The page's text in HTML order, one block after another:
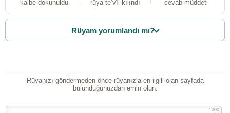
kalbe dokunuldu rüya te’vîl kılındı
cevab müddeti
Rüyam yorumlandı mı?
Rüyanızı göndermeden önce rüyanızla en ilgili olan sayfada
bulunduğunuzdan emin olun.
1000